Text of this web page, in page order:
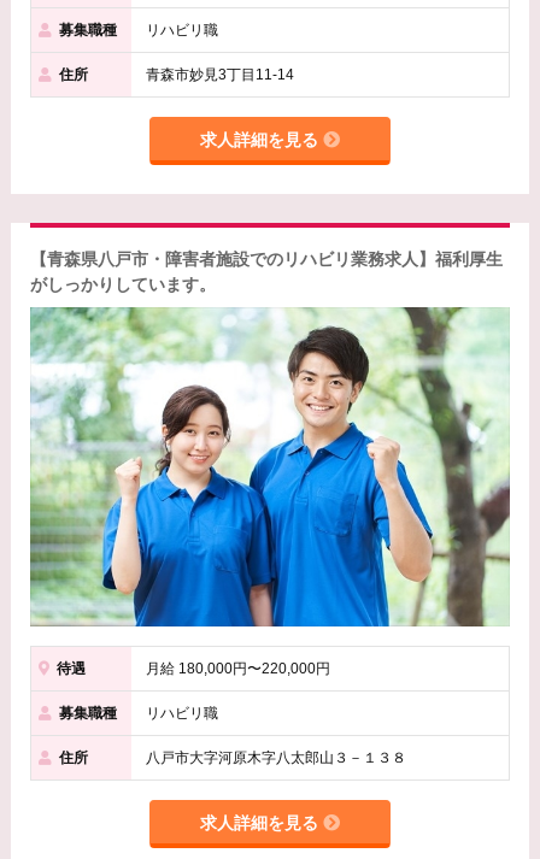
募集職種 リハビリ職
住所 青森市妙見3丁目11-14
求人詳細を見る
【青森県八戸市・障害者施設でのリハビリ業務求人】福利厚生
がしっかりしています。
待遇 月給 180,000円〜220,000円
募集職種 リハビリ職
住所 八戸市大字河原木字八太郎山３－１３８
求人詳細を見る